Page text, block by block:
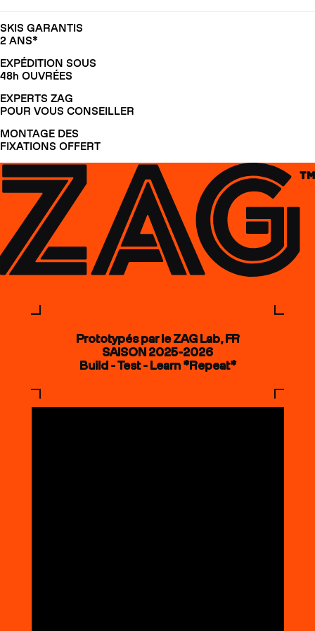
SKIS GARANTIS
2 ANS*
EXPÉDITION SOUS
48h OUVRÉES
EXPERTS ZAG
POUR VOUS CONSEILLER
MONTAGE DES
FIXATIONS OFFERT
Prototypés par le ZAG Lab, FR
SAISON 2025-2026
Build - Test - Learn *Repeat*